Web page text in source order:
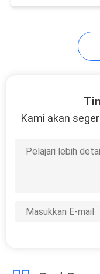
Kami akan